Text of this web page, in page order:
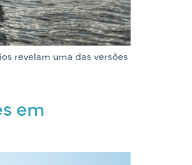
revelam uma das versões
em